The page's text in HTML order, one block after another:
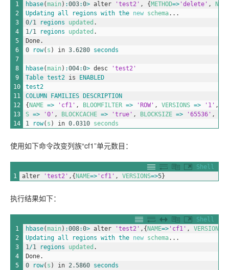
1
2
3
4
5
6
7
8
9
10
11
12
13
14
hbase(main) :003:0> alter 'test2' , { METHOD=> 'delete' ,
NAME
Updating all regions with the new schema. . .
0/1 regions updated .
1/1 regions updated .
Done.
0
row( s ) in 3.6280 seconds
hbase(main) :004:0> desc
'test2'
Table test2 is
ENABLED
test2
COLUMN
FAMILIES
DESCRIPTION
{ NAME => 'cf1' , BLOOMFILTER => 'ROW' , VERSIONS => '1' ,
S => '0' , BLOCKCACHE => 'true' , BLOCKSIZE => '65536' ,
1
row( s ) in 0.0310 seconds
使用如下命令改变列族“cf1”单元数目：
Shell
1
alter 'test2' , { NAME=> 'cf1' , VERSIONS=>5}
执行结果如下：
Shell
1
2
3
4
5
hbase(main) :008:0> alter 'test2' , { NAME=> 'cf1' , VERSIONS
Updating all regions with the new schema. . .
1/1 regions updated .
Done.
0
row( s ) in 2.5860 seconds